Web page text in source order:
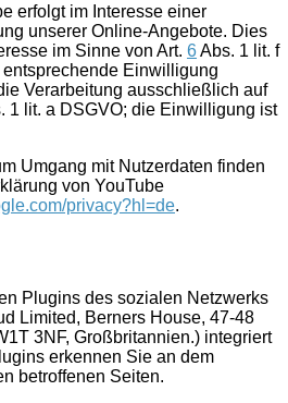
erfolgt im Interesse einer
unserer Online-Angebote. Dies
im Sinne von Art. 6Abs. 1 lit. f
Einwilligung
Verarbeitung ausschließlich auf
1 lit. a DSGVO; die Einwilligung ist
Umgang mit Nutzerdaten finden
von YouTube
privacy?hl=de.
Plugins des sozialen Netzwerks
Limited, Berners House, 47-48
3NF, Großbritannien.) integriert
erkennen Sie an dem
betroffenen Seiten.